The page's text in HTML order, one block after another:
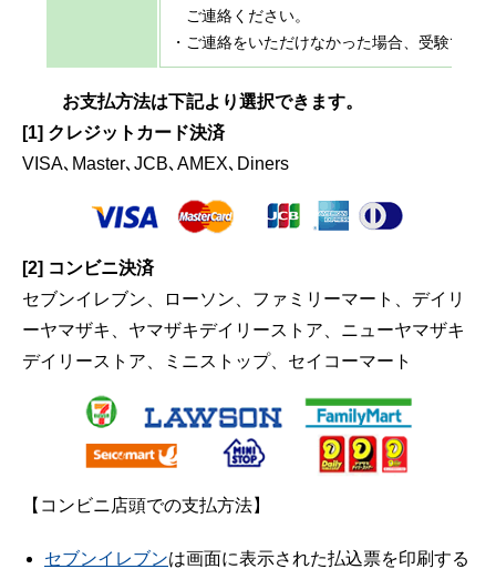
ご連絡ください。
・ご連絡をいただけなかった場合、受験でき
お支払方法は下記より選択できます。
[1] クレジットカード決済
VISA､Master､JCB､AMEX､Diners
[2] コンビニ決済
セブンイレブン、ローソン、ファミリーマート、デイリ
ーヤマザキ、ヤマザキデイリーストア、ニューヤマザキ
デイリーストア、ミニストップ、セイコーマート
【コンビニ店頭での支払方法】
セブンイレブンは画面に表示された払込票を印刷する